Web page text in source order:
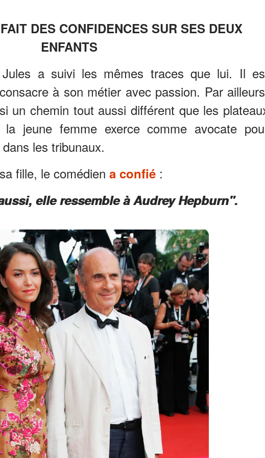
DES CONFIDENCES SUR SES DEUX
ENFANTS
Jules a suivi les mêmes traces que lui. Il
à son métier avec passion. Par
un chemin tout aussi différent que les
jeune femme exerce comme avocate
les tribunaux.
fille, le comédien a confié :
elle ressemble à Audrey Hepburn".